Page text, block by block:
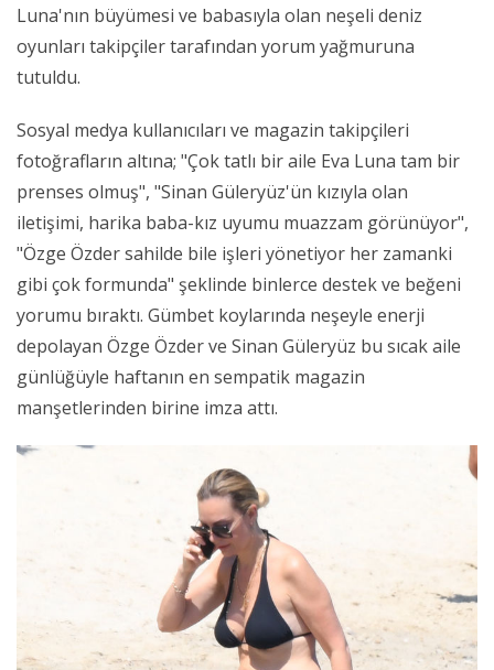
Luna'nın büyümesi ve babasıyla olan neşeli deniz
oyunları takipçiler tarafından yorum yağmuruna
tutuldu.
Sosyal medya kullanıcıları ve magazin takipçileri
fotoğrafların altına; "Çok tatlı bir aile Eva Luna tam bir
prenses olmuş", "Sinan Güleryüz'ün kızıyla olan
iletişimi, harika baba-kız uyumu muazzam görünüyor",
"Özge Özder sahilde bile işleri yönetiyor her zamanki
gibi çok formunda" şeklinde binlerce destek ve beğeni
yorumu bıraktı. Gümbet koylarında neşeyle enerji
depolayan Özge Özder ve Sinan Güleryüz bu sıcak aile
günlüğüyle haftanın en sempatik magazin
manşetlerinden birine imza attı.